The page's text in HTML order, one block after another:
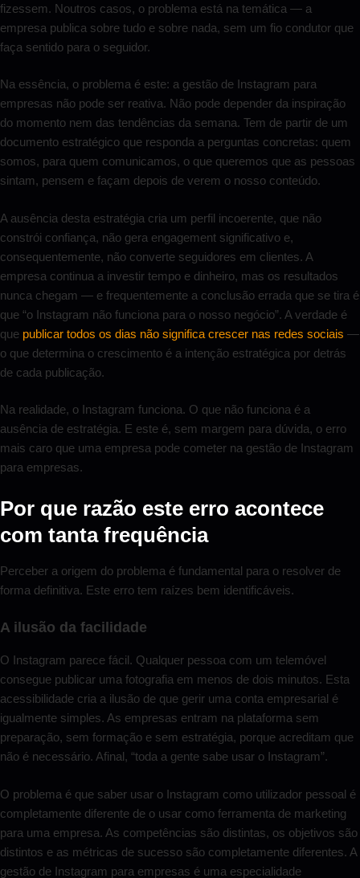
fizessem. Noutros casos, o problema está na temática — a
empresa publica sobre tudo e sobre nada, sem um fio condutor que
faça sentido para o seguidor.
Na essência, o problema é este: a gestão de Instagram para
empresas não pode ser reativa. Não pode depender da inspiração
do momento nem das tendências da semana. Tem de partir de um
documento estratégico que responda a perguntas concretas: quem
somos, para quem comunicamos, o que queremos que as pessoas
sintam, pensem e façam depois de verem o nosso conteúdo.
A ausência desta estratégia cria um perfil incoerente, que não
constrói confiança, não gera engagement significativo e,
consequentemente, não converte seguidores em clientes. A
empresa continua a investir tempo e dinheiro, mas os resultados
nunca chegam — e frequentemente a conclusão errada que se tira é
que “o Instagram não funciona para o nosso negócio”. A verdade é
que publicar todos os dias não significa crescer nas redes sociais —
o que determina o crescimento é a intenção estratégica por detrás
de cada publicação.
Na realidade, o Instagram funciona. O que não funciona é a
ausência de estratégia. E este é, sem margem para dúvida, o erro
mais caro que uma empresa pode cometer na gestão de Instagram
para empresas.
Por que razão este erro acontece
com tanta frequência
Perceber a origem do problema é fundamental para o resolver de
forma definitiva. Este erro tem raízes bem identificáveis.
A ilusão da facilidade
O Instagram parece fácil. Qualquer pessoa com um telemóvel
consegue publicar uma fotografia em menos de dois minutos. Esta
acessibilidade cria a ilusão de que gerir uma conta empresarial é
igualmente simples. As empresas entram na plataforma sem
preparação, sem formação e sem estratégia, porque acreditam que
não é necessário. Afinal, “toda a gente sabe usar o Instagram”.
O problema é que saber usar o Instagram como utilizador pessoal é
completamente diferente de o usar como ferramenta de marketing
para uma empresa. As competências são distintas, os objetivos são
distintos e as métricas de sucesso são completamente diferentes. A
gestão de Instagram para empresas é uma especialidade